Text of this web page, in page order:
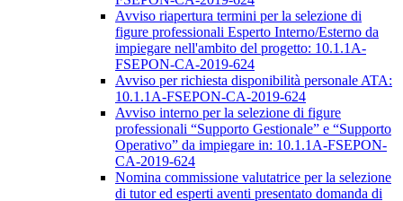
Avviso riapertura termini per la selezione di
figure professionali Esperto Interno/Esterno da
impiegare nell'ambito del progetto: 10.1.1A-
FSEPON-CA-2019-624
Avviso per richiesta disponibilità personale ATA:
10.1.1A-FSEPON-CA-2019-624
Avviso interno per la selezione di figure
professionali “Supporto Gestionale” e “Supporto
Operativo” da impiegare in: 10.1.1A-FSEPON-
CA-2019-624
Nomina commissione valutatrice per la selezione
di tutor ed esperti aventi presentato domanda di